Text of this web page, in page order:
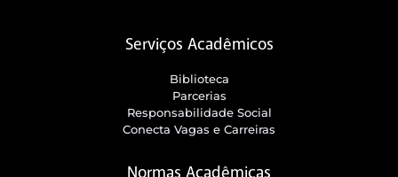
Serviços Acadêmicos
Biblioteca
Parcerias
Responsabilidade Social
Conecta Vagas e Carreiras
Normas Acadêmicas